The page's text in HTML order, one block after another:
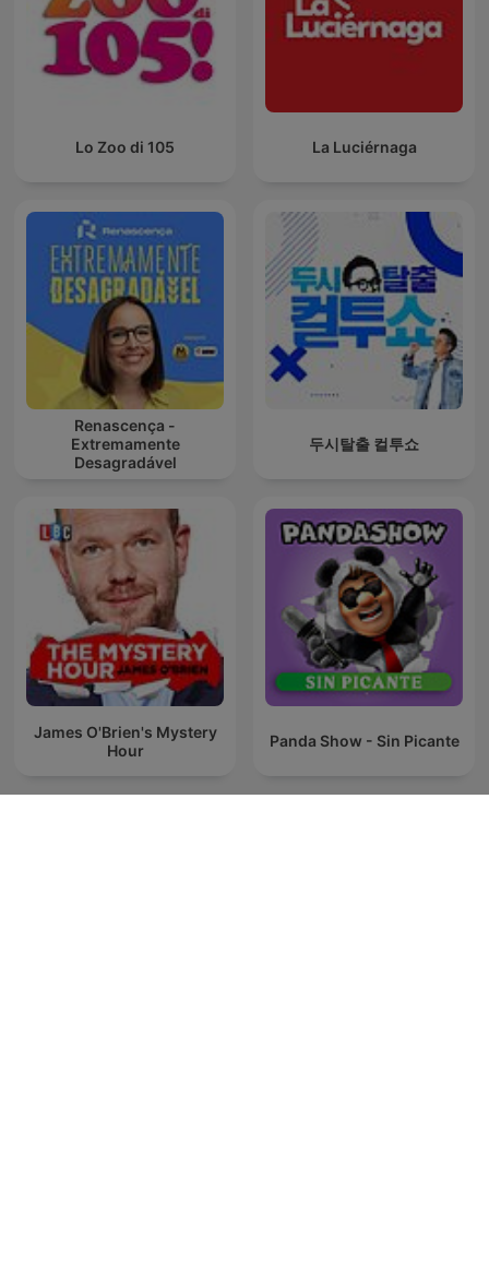
Lo Zoo di 105 La Luciérnaga
Renascença -
Extremamente
Desagradável
두시탈출 컬투쇼
James O'Brien's Mystery
Hour
Panda Show - Sin Picante